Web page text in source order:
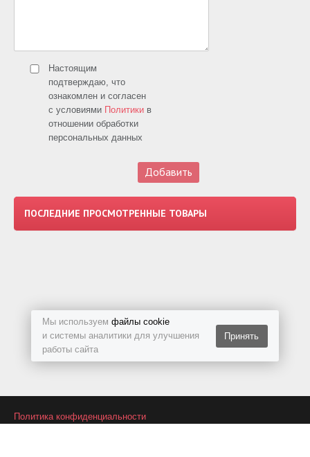
Мы используем файлы cookie
и системы аналитики для улучшения
работы сайта
Принять
Настоящим
подтверждаю, что
ознакомлен и согласен
с условиями Политики в
отношении обработки
персональных данных
ПОСЛЕДНИЕ ПРОСМОТРЕННЫЕ ТОВАРЫ
Политика конфиденциальности